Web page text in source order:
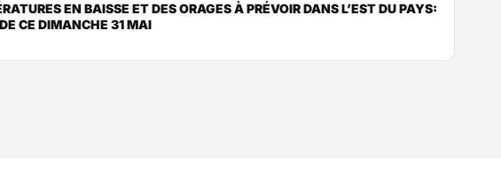
EN BAISSE ET DES ORAGES À PRÉVOIR DANS L’EST DU PAYS:
CE DIMANCHE 31 MAI